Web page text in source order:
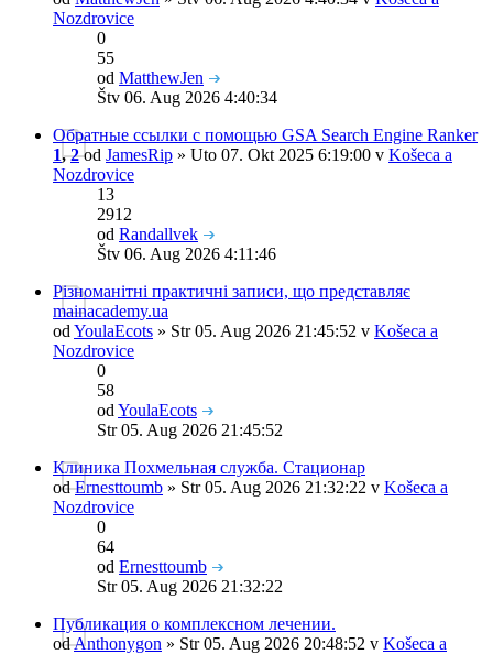
Nozdrovice
0
55
od MatthewJen
Štv 06. Aug 2026 4:40:34
Обратные ссылки с помощью GSA Search Engine Ranker
1,2od JamesRip » Uto 07. Okt 2025 6:19:00 v Košeca a
Nozdrovice
13
2912
od Randallvek
Štv 06. Aug 2026 4:11:46
Різноманітні практичні записи, що представляє
mainacademy.ua
od YoulaEcots » Str 05. Aug 2026 21:45:52 v Košeca a
Nozdrovice
0
58
od YoulaEcots
Str 05. Aug 2026 21:45:52
Клиника Похмельная служба. Стационар
odErnesttoumb » Str 05. Aug 2026 21:32:22 v Košeca a
Nozdrovice
0
64
od Ernesttoumb
Str 05. Aug 2026 21:32:22
Публикация о комплексном лечении.
odAnthonygon » Str 05. Aug 2026 20:48:52 v Košeca a